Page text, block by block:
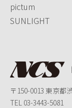
pictum
SUNLIGHT
〒150-0013 東京都
TEL 03-3443-5081